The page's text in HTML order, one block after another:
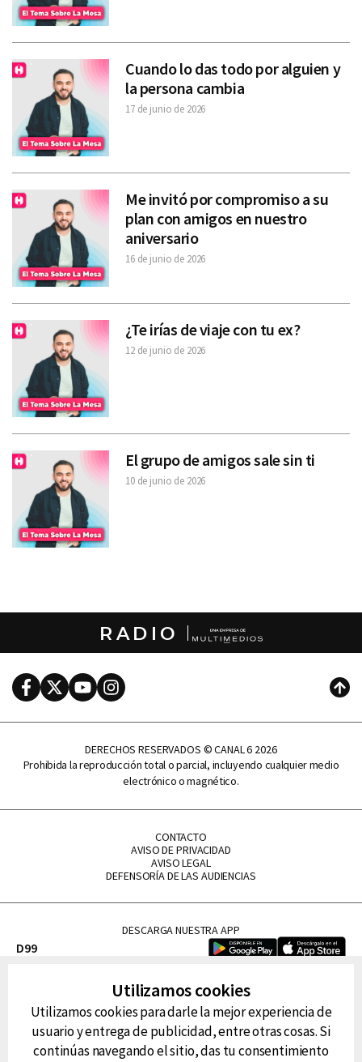
Cuando lo das todo por alguien y
la persona cambia
17 de junio de 2026
Me invitó por compromiso a su
plan con amigos en nuestro
aniversario
16 de junio de 2026
¿Te irías de viaje con tu ex?
12 de junio de 2026
El grupo de amigos sale sin ti
10 de junio de 2026
RADIO
FacebookTwitterYoutubeInstagram
DERECHOS RESERVADOS © CANAL 6 2026
Prohibida la reproducción total o parcial, incluyendo cualquier medio
electrónico o magnético.
CONTACTO
AVISO DE PRIVACIDAD
AVISO LEGAL
DEFENSORÍA DE LAS AUDIENCIAS
DESCARGA NUESTRA APP
D99
FM Tu
RG Deportiva
Utilizamos cookies
Utilizamos cookies para darle la mejor experiencia de
usuario y entrega de publicidad, entre otras cosas. Si
continúas navegando el sitio, das tu consentimiento